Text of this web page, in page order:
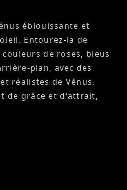
éblouissante et
Entourez-la de
de roses, bleus
plan, avec des
réalistes de Vénus,
de grâce et d'attrait,